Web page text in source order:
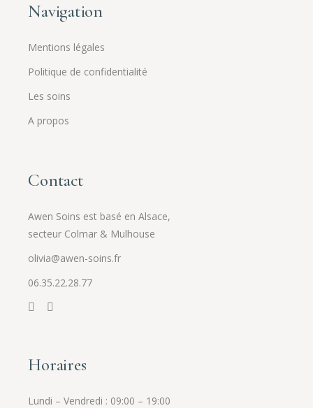
Navigation
Mentions légales
Politique de confidentialité
Les soins
A propos
Contact
Awen Soins est basé en Alsace,
secteur Colmar & Mulhouse
olivia@awen-soins.fr
06.35.22.28.77
Horaires
Lundi – Vendredi : 09:00 – 19:00